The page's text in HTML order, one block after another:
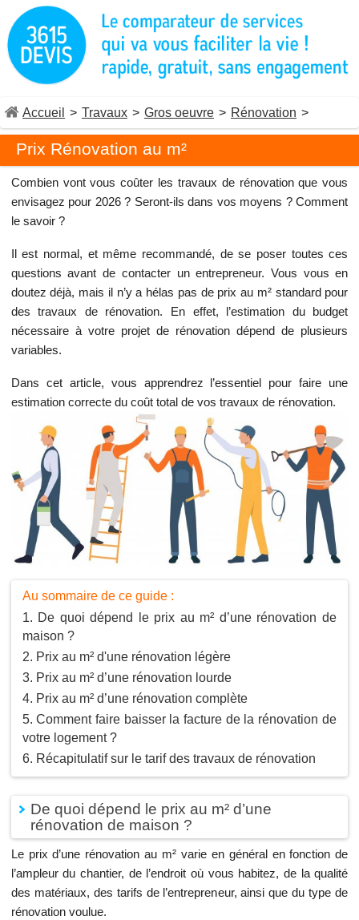
Accueil > Travaux > Gros oeuvre > Rénovation >
Prix Rénovation au m²
Combien vont vous coûter les travaux de rénovation que vous
envisagez pour 2026 ? Seront-ils dans vos moyens ? Comment
le savoir ?
Il est normal, et même recommandé, de se poser toutes ces
questions avant de contacter un entrepreneur. Vous vous en
doutez déjà, mais il n’y a hélas pas de prix au m² standard pour
des travaux de rénovation. En effet, l’estimation du budget
nécessaire à votre projet de rénovation dépend de plusieurs
variables.
Dans cet article, vous apprendrez l’essentiel pour faire une
estimation correcte du coût total de vos travaux de rénovation.
Au sommaire de ce guide :
De quoi dépend le prix au m² d’une rénovation de
maison ?
Prix au m² d'une rénovation légère
Prix au m² d’une rénovation lourde
Prix au m² d’une rénovation complète
Comment faire baisser la facture de la rénovation de
votre logement ?
Récapitulatif sur le tarif des travaux de rénovation
De quoi dépend le prix au m² d’une
rénovation de maison ?
Le prix d’une rénovation au m² varie en général en fonction de
l’ampleur du chantier, de l’endroit où vous habitez, de la qualité
des matériaux, des tarifs de l’entrepreneur, ainsi que du type de
rénovation voulue.